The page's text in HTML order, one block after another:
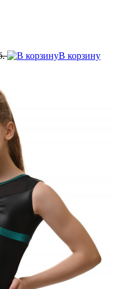
В корзину